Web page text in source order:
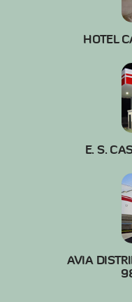
HOTEL
E. S.
AVIA